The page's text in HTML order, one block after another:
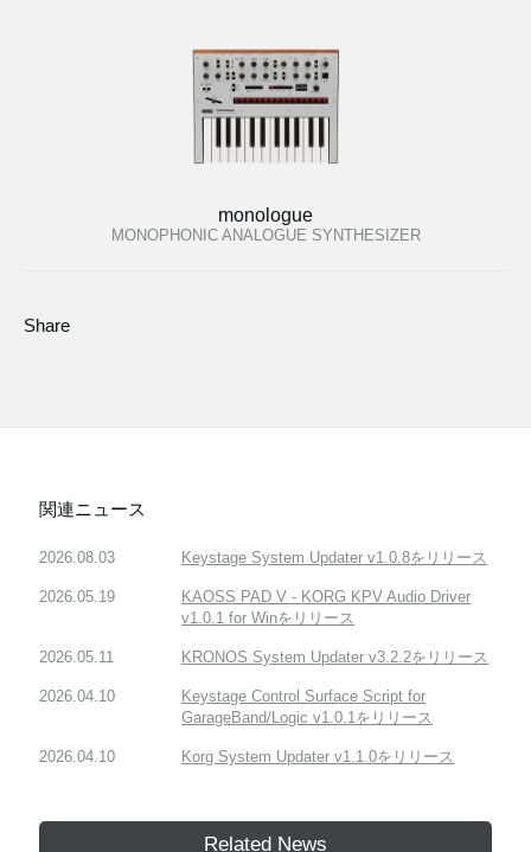
monologue
MONOPHONIC ANALOGUE SYNTHESIZER
Share
関連ニュース
2026.08.03 Keystage System Updater v1.0.8をリリース
2026.05.19
KAOSS PAD V - KORG KPV Audio Driver
v1.0.1 for Winをリリース
2026.05.11 KRONOS System Updater v3.2.2をリリース
2026.04.10
Keystage Control Surface Script for
GarageBand/Logic v1.0.1をリリース
2026.04.10 Korg System Updater v1.1.0をリリース
Related News